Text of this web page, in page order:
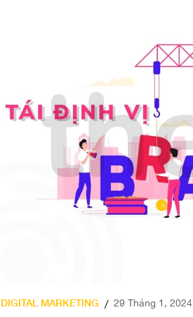
DIGITAL MARKETING / 29 Tháng 1, 2024